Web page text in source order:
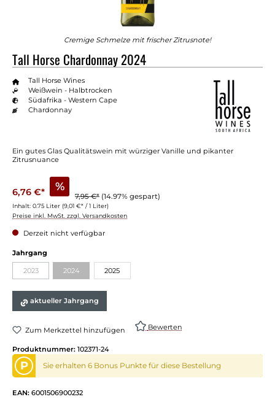
Cremige Schmelze mit frischer Zitrusnote!
Tall Horse Chardonnay 2024
Tall Horse Wines
Weißwein - Halbtrocken
Südafrika - Western Cape
Chardonnay
Ein gutes Glas Qualitätswein mit würziger Vanille und pikanter
Zitrusnuance
6,76 €* %
7,95 €* (14.97% gespart)
Inhalt: 0.75 Liter (9,01 €* / 1 Liter)
Preise inkl. MwSt. zzgl. Versandkosten
Derzeit nicht verfügbar
Jahrgang
2023 2024 2025
aktueller Jahrgang
Zum Merkzettel hinzufügen Bewerten
Produktnummer: 102371-24
P Sie erhalten 6 Bonus Punkte für diese Bestellung
EAN: 6001506900232